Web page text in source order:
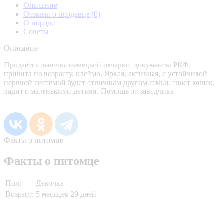
Описание
Отзывы о продавце (0)
О породе
Советы
Описание
Продаётся девочка немецкой овчарки, документы РКФ,
привита по возрасту, клеймо. Яркая, активная, с устойчивой
нервной системой будет отличным другом семьи, знает кошек,
ладит с маленькими детьми. Помощь от заводчика
Факты о питомце
Факты о питомце
Пол:
Девочка
Возраст: 5 месяцев 29 дней